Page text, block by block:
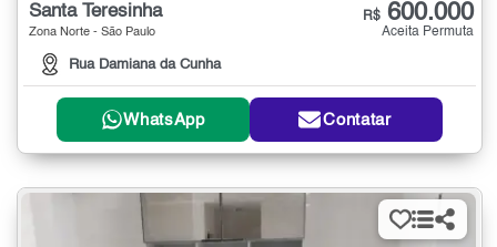
Santa Teresinha
Zona Norte - São Paulo
Rua Damiana da Cunha
R$ 600.000
Aceita Permuta
WhatsApp Contatar